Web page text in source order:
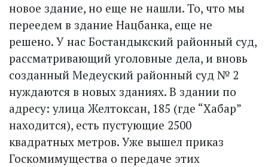
новое здание, но еще не нашли. То, что мы
переедем в здание Нацбанка, еще не
решено. У нас Бостандыкский районный суд,
рассматривающий уголовные дела, и вновь
созданный Медеуский районный суд № 2
нуждаются в новых зданиях. В здании по
адресу: улица Желтоксан, 185 (где “Хабар”
находится), есть пустующие 2500
квадратных метров. Уже вышел приказ
Госкомимущества о передаче этих